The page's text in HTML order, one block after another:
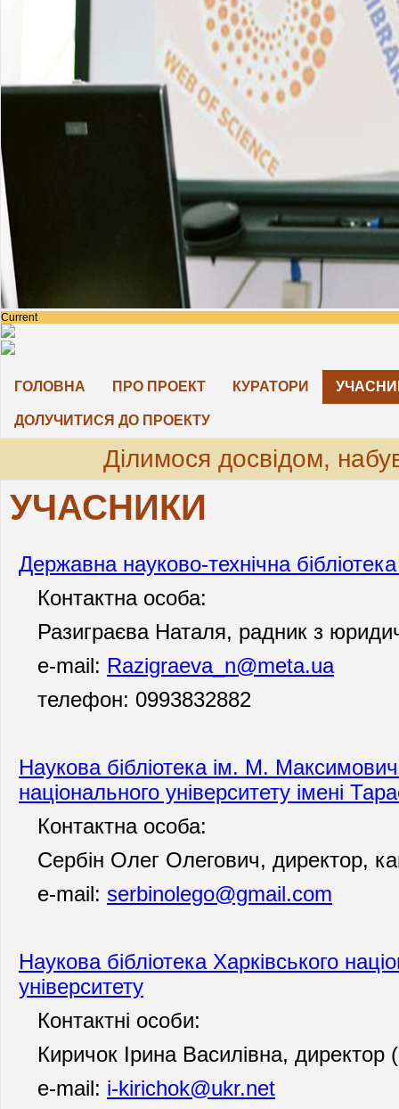
Current
ГОЛОВНА ПРО ПРОЕКТ КУРАТОРИ
ДОЛУЧИТИСЯ ДО ПРОЕКТУ
Ділимося досвідом,
УЧАСНИКИ
Державна науково-технічна
Контактна особа:
Разиграєва Наталя, радник з
e-mail: Razigraeva_n@meta.ua
телефон: 0993832882
Наукова бібліотека ім. М.
національного університету імені
Контактна особа:
Сербін Олег Олегович, директор,
e-mail: serbinolego@gmail.com
Наукова бібліотека Харківського
університету
Контактні особи:
Киричок Ірина Василівна, директор
e-mail: i-kirichok@ukr.net